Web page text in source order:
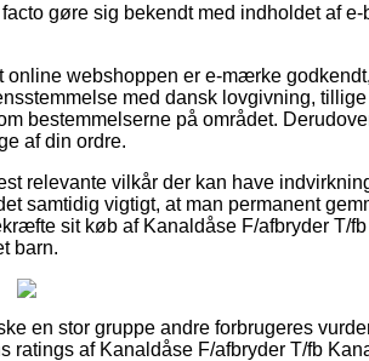
gøre sig bekendt med indholdet af
webshoppen er e-mærke
med dansk lovgivning, tillige
bestemmelserne på området.
af din ordre.
relevante vilkår der kan have
samtidig vigtigt, at man permanent
sit køb af Kanaldåse F/afbryder T/
barn.
en stor gruppe andre forbrugeres
ratings af Kanaldåse F/afbryder T/fb